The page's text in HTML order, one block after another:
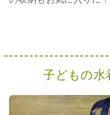
子どもの水